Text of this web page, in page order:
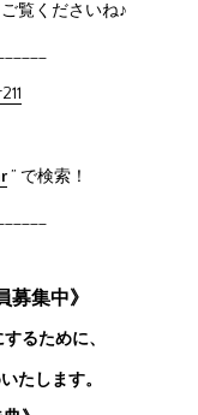
覧くださいね♪
” で検索！
募集中》
るために、
たします。